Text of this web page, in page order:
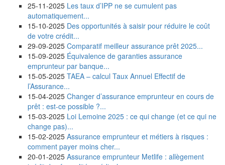
25-11-2025 Les taux d’IPP ne se cumulent pas
automatiquement...
15-10-2025 Des opportunités à saisir pour réduire le coût
de votre crédit...
29-09-2025 Comparatif meilleur assurance prêt 2025...
15-09-2025 Équivalence de garanties assurance
emprunteur par banque...
15-05-2025 TAEA – calcul Taux Annuel Effectif de
l’Assurance...
15-04-2025 Changer d’assurance emprunteur en cours de
prêt : est-ce possible ?...
15-03-2025 Loi Lemoine 2025 : ce qui change (et ce qui ne
change pas)...
15-02-2025 Assurance emprunteur et métiers à risques :
comment payer moins cher...
20-01-2025 Assurance emprunteur Metlife : allègement